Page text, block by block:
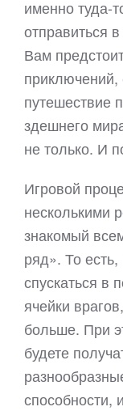
именно туда-
отправиться
Вам
приключений,
путешествие
здешнего
не только. И
Игровой
несколькими
знакомый
ряд». То
спускаться в
ячейки
больше. При
будете
способности,